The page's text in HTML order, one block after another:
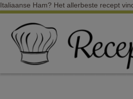
Italiaanse Ham? Het allerbeste recept